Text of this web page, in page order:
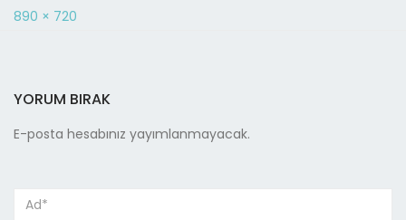
890 × 720
YORUM BIRAK
E-posta hesabınız yayımlanmayacak.